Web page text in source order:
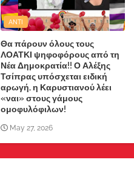
ANTI
Θα πάρουν όλους τους
ΛΟΑΤΚΙ ψηφοφόρους από τη
Νέα Δημοκρατία!! Ο Αλέξης
Τσίπρας υπόσχεται ειδική
αρωγή, η Καρυστιανού λέει
«ναι» στους γάμους
ομοφυλόφιλων!
May 27, 2026